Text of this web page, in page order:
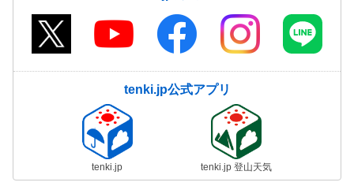
tenki.jp公式アプリ
tenki.jp tenki.jp 登山天気